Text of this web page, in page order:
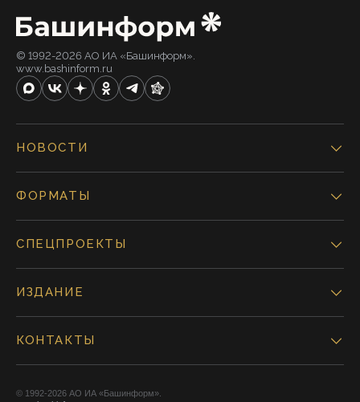
© 1992-2026 АО ИА «Башинформ».
www.bashinform.ru
НОВОСТИ
ФОРМАТЫ
СПЕЦПРОЕКТЫ
ИЗДАНИЕ
КОНТАКТЫ
© 1992-2026 АО ИА «Башинформ».